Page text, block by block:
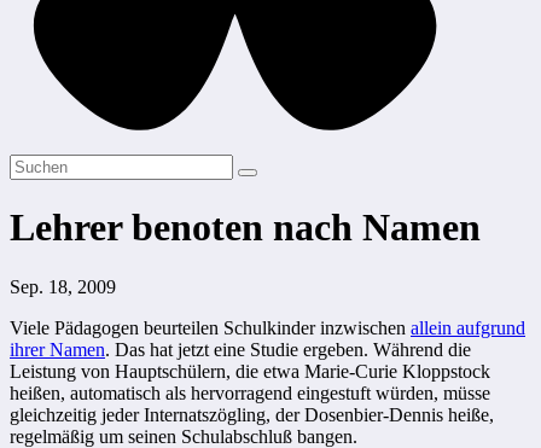
Lehrer benoten nach Namen
Sep. 18, 2009
Viele Pädagogen beurteilen Schulkinder inzwischen allein aufgrund
ihrer Namen. Das hat jetzt eine Studie ergeben. Während die
Leistung von Hauptschülern, die etwa Marie-Curie Kloppstock
heißen, automatisch als hervorragend eingestuft würden, müsse
gleichzeitig jeder Internatszögling, der Dosenbier-Dennis heiße,
regelmäßig um seinen Schulabschluß bangen.